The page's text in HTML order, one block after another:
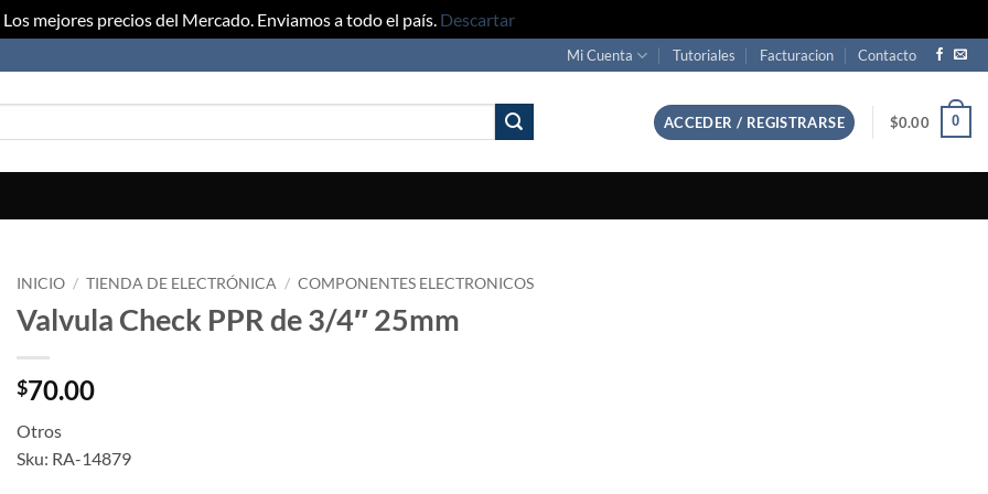
Los mejores precios del Mercado. Enviamos a todo el país. Descartar
Mi Cuenta Tutoriales Facturacion Contacto
ACCEDER / REGISTRARSE $0.00 0
INICIO / TIENDA DE ELECTRÓNICA / COMPONENTES ELECTRONICOS
Valvula Check PPR de 3/4″ 25mm
$70.00
Otros
Sku: RA-14879